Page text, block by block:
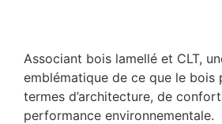
Associant bois lamellé et CLT,
emblématique de ce que le bois
termes d’architecture, de
performance environnementale.